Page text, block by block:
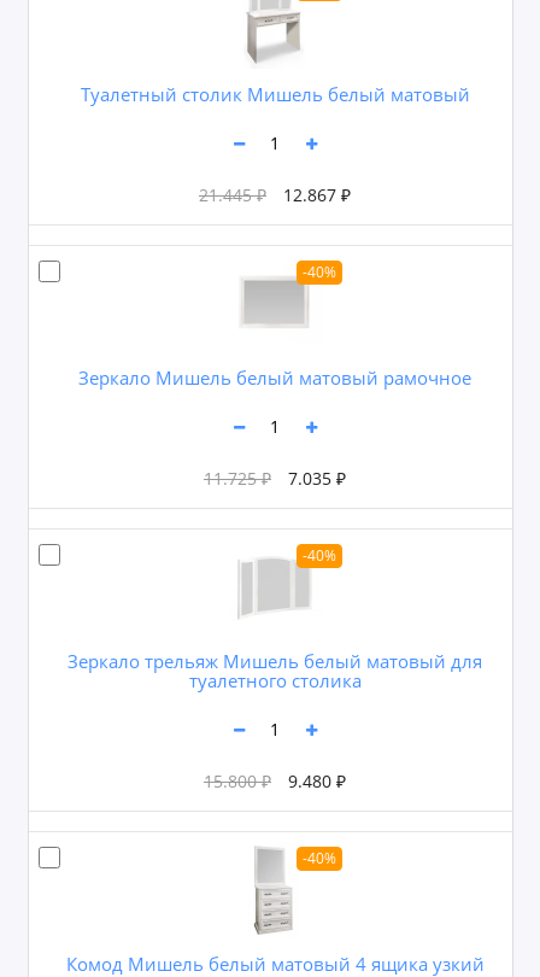
Туалетный столик Мишель белый матовый
21.445 ₽ 12.867 ₽
-40%
Зеркало Мишель белый матовый рамочное
11.725 ₽ 7.035 ₽
-40%
Зеркало трельяж Мишель белый матовый для
туалетного столика
15.800 ₽ 9.480 ₽
-40%
Комод Мишель белый матовый 4 ящика узкий